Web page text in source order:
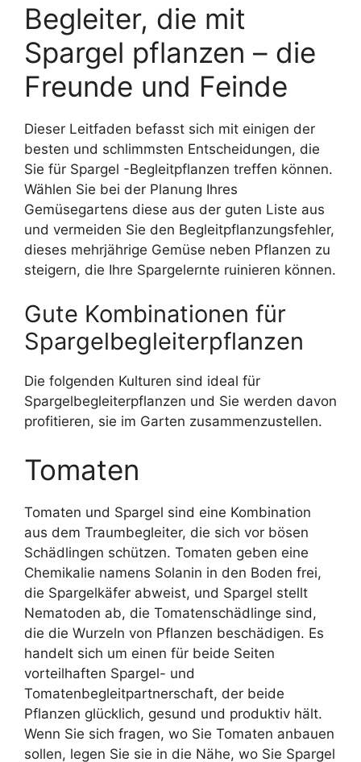
Begleiter, die mit
Spargel pflanzen – die
Freunde und Feinde
Dieser Leitfaden befasst sich mit einigen der
besten und schlimmsten Entscheidungen, die
Sie für Spargel -Begleitpflanzen treffen können.
Wählen Sie bei der Planung Ihres
Gemüsegartens diese aus der guten Liste aus
und vermeiden Sie den Begleitpflanzungsfehler,
dieses mehrjährige Gemüse neben Pflanzen zu
steigern, die Ihre Spargelernte ruinieren können.
Gute Kombinationen für
Spargelbegleiterpflanzen
Die folgenden Kulturen sind ideal für
Spargelbegleiterpflanzen und Sie werden davon
profitieren, sie im Garten zusammenzustellen.
Tomaten
Tomaten und Spargel sind eine Kombination
aus dem Traumbegleiter, die sich vor bösen
Schädlingen schützen. Tomaten geben eine
Chemikalie namens Solanin in den Boden frei,
die Spargelkäfer abweist, und Spargel stellt
Nematoden ab, die Tomatenschädlinge sind,
die die Wurzeln von Pflanzen beschädigen. Es
handelt sich um einen für beide Seiten
vorteilhaften Spargel- und
Tomatenbegleitpartnerschaft, der beide
Pflanzen glücklich, gesund und produktiv hält.
Wenn Sie sich fragen, wo Sie Tomaten anbauen
sollen, legen Sie sie in die Nähe, wo Sie Spargel